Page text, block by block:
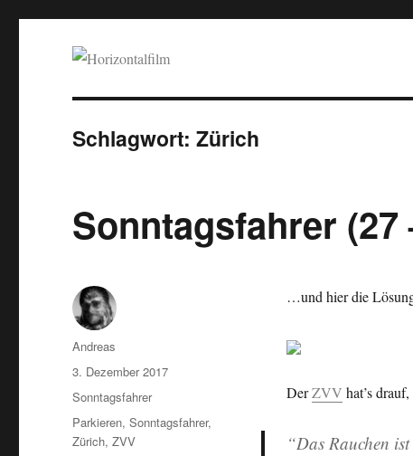
Schlagwort:Zürich
Sonntagsfahrer
…und hier die
DerZVV hat’s
“Das Rauchen
Autor
Andreas
Veröffentlicht
am
3. Dezember 2017
Kategorien
Sonntagsfahrer
Schlagwörter
Parkieren,Sonntagsfahrer,
Zürich,ZVV